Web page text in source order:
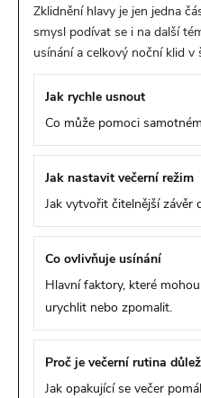
Zklidnění hlavy je jen jedna
smysl podívat se i na další
usínání a celkový noční klid
Jak rychle usnout
Co může pomoci
Jak nastavit večerní režim
Jak vytvořit čitelnější závěr
Co ovlivňuje usínání
Hlavní faktory, které
urychlit nebo zpomalit.
Proč je večerní rutina
Jak opakující se večer